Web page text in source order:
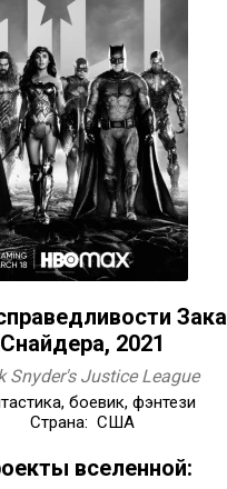
Зака
Снайдера, 2021
Snyder's Justice League
боевик, фэнтези
Страна: США
вселенной: